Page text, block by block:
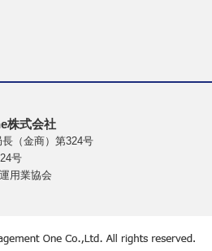
株式会社
（金商）第324号
号
用業協会